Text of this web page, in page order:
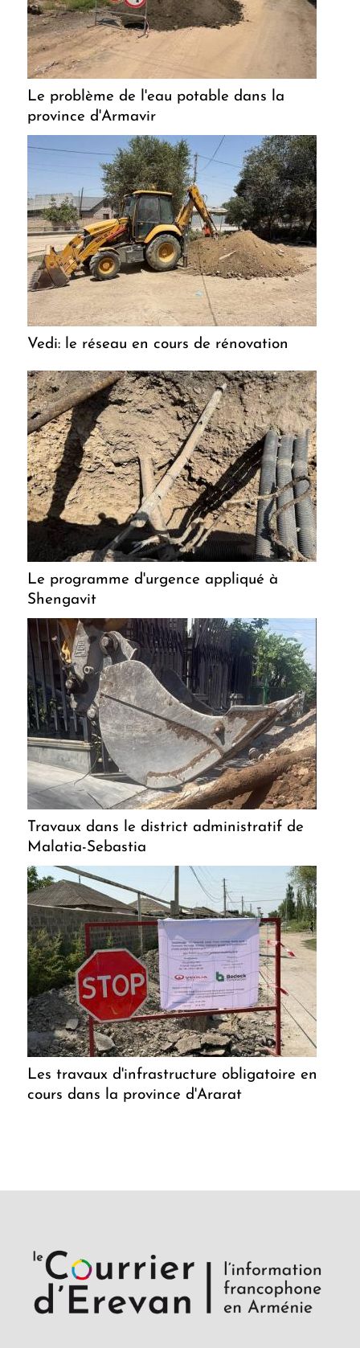
Le problème de l'eau potable dans la
province d'Armavir
Vedi: le réseau en cours de rénovation
Le programme d'urgence appliqué à
Shengavit
Travaux dans le district administratif de
Malatia-Sebastia
Les travaux d'infrastructure obligatoire en
cours dans la province d'Ararat